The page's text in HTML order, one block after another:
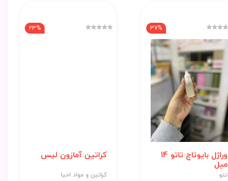
37%
وراژل بایوتاچ تاتو 14
میل
تتو
23%
کراتین آمازون لیس
کراتین و مواد احیا